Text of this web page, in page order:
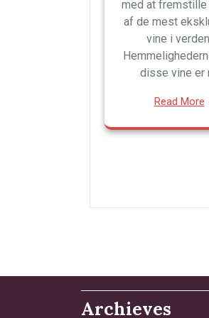
med at fremstille
af de mest
vine i
disse vine er
Read More
Archieves